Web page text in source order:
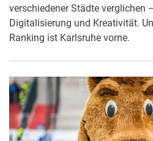
verschiedener Städte verglichen
Digitalisierung und Kreativität.
Ranking ist Karlsruhe vorne.